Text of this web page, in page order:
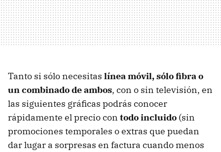
Tanto si sólo necesitas línea móvil, sólo fibra o
un combinado de ambos, con o sin televisión, en
las siguientes gráficas podrás conocer
rápidamente el precio con todo incluido (sin
promociones temporales o extras que puedan
dar lugar a sorpresas en factura cuando menos